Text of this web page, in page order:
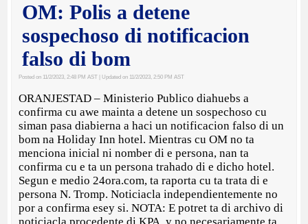
OM: Polis a detene
sospechoso di notificacion
falso di bom
Posted on 11/2/2023, 2:48 PM AST | Updated on 11/2/2023, 2:50 PM AST
ORANJESTAD – Ministerio Publico diahuebs a
confirma cu awe mainta a detene un sospechoso cu
siman pasa diabierna a haci un notificacion falso di un
bom na Holiday Inn hotel. Mientras cu OM no ta
menciona inicial ni nomber di e persona, nan ta
confirma cu e ta un persona trahado di e dicho hotel.
Segun e medio 24ora.com, ta raporta cu ta trata di e
persona N. Tromp. Noticiacla independientemente no
por a confirma esey si. NOTA: E potret ta di archivo di